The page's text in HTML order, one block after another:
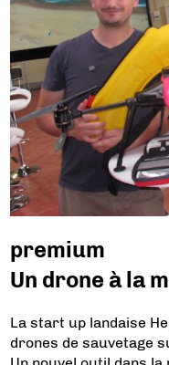
premium
Un drone à la
La start up landaise
drones de sauvetage